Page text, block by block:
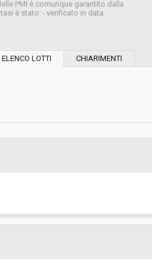
PMI è comunque garantito dalla
è stato: - verificato in data
Valore stimato della procedura:
ELENCO LOTTI CHIARIMENTI